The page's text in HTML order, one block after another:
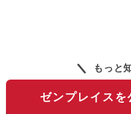
もっと
ゼンプレイスを